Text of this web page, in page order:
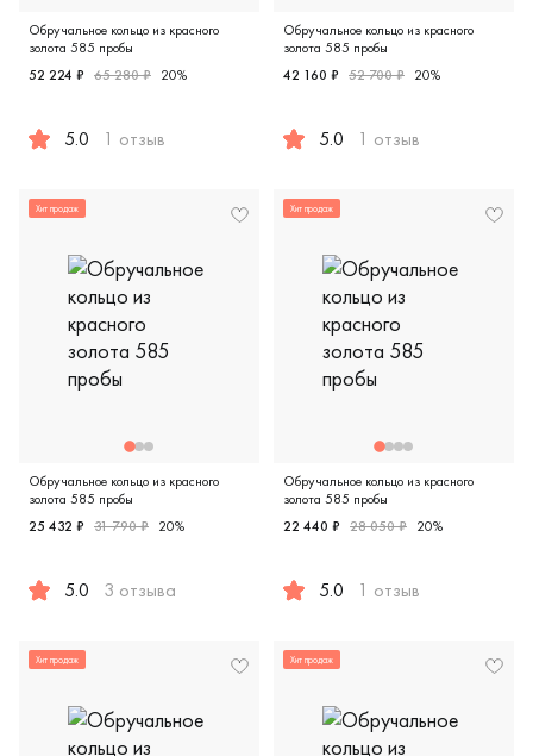
Обручальное кольцо из красного
золота 585 пробы
52 224 ₽ 65 280 ₽ 20%
5.0 1 отзыв
Обручальное кольцо из красного
золота 585 пробы
42 160 ₽ 52 700 ₽ 20%
5.0 1 отзыв
Хит продаж
Обручальное кольцо из красного
золота 585 пробы
25 432 ₽ 31 790 ₽ 20%
5.0 3 отзыва
Хит продаж
Обручальное кольцо из красного
золота 585 пробы
22 440 ₽ 28 050 ₽ 20%
5.0 1 отзыв
Хит продаж Хит продаж